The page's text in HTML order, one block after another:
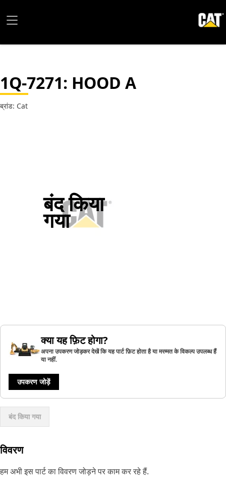
1Q-7271: HOOD A
ब्रांड: Cat
बंद किया
गया
क्या यह फ़िट होगा?
अपना उपकरण जोड़कर देखें कि यह पार्ट फ़िट होता है या मरम्मत के विकल्प उपलब्ध हैं
या नहीं.
उपकरण जोड़ें
बंद किया गया
विवरण
हम अभी इस पार्ट का विवरण जोड़ने पर काम कर रहे हैं.